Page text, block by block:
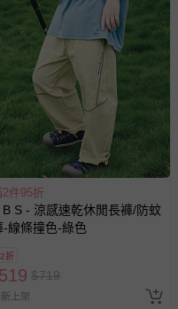
／猶豫期權益，但此期間
是未經使用的全新狀態，
贈品等。
含例假日內提出），如為
咪愛負責處理，若非瑕疵
出貨』中查詢該筆訂單，
。若有相關退貨問題，請
我們將依序為您處理
部份退貨，而該訂單保
算，活動贈品亦需一併退
2件95折
B S - 涼感速乾休閒長褲/防蚊
-線條撞色-綠色
折
519 $719
新上架